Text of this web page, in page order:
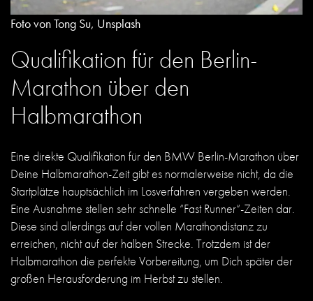
Foto von Tong Su, Unsplash
Qualifikation für den Berlin-
Marathon über den
Halbmarathon
Eine direkte Qualifikation für den BMW Berlin-Marathon über
Deine Halbmarathon-Zeit gibt es normalerweise nicht, da die
Startplätze hauptsächlich im Losverfahren vergeben werden.
Eine Ausnahme stellen sehr schnelle “Fast Runner“-Zeiten dar.
Diese sind allerdings auf der vollen Marathondistanz zu
erreichen, nicht auf der halben Strecke. Trotzdem ist der
Halbmarathon die perfekte Vorbereitung, um Dich später der
großen Herausforderung im Herbst zu stellen.